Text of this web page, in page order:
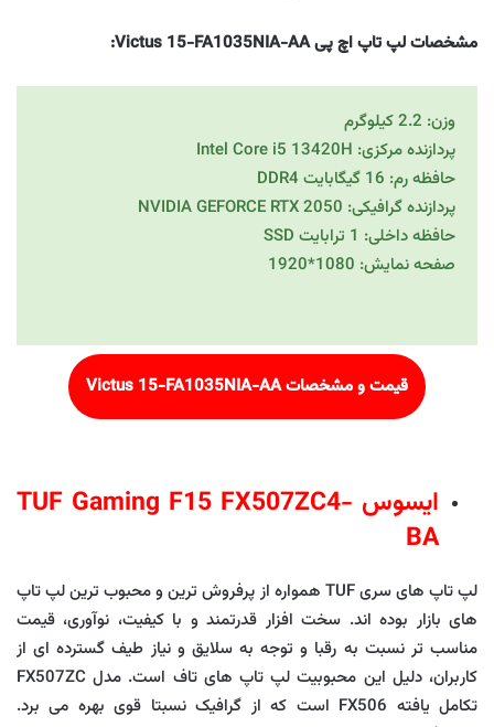
مشخصات لپ تاپ اچ پی Victus 15-FA1035NIA-AA:
وزن: 2.2 کیلوگرم
پردازنده مرکزی: Intel Core i5 13420H
حافظه رم: 16 گیگابایت DDR4
پردازنده گرافیکی: NVIDIA GEFORCE RTX 2050
حافظه داخلی: 1 ترابایت SSD
صفحه نمایش: 1080*1920
قیمت و مشخصاتVictus 15-FA1035NIA-AA
ایسوس TUF Gaming F15 FX507ZC4-
BA
لپ تاپ های سری TUF همواره از پرفروش ترین و محبوب ترین لپ تاپ
های بازار بوده اند. سخت افزار قدرتمند و با کیفیت، نوآوری، قیمت
مناسب تر نسبت به رقبا و توجه به سلایق و نیاز طیف گسترده ای از
کاربران، دلیل این محبوبیت لپ تاپ های تاف است. مدل FX507ZC
تکامل یافته FX506 است که از گرافیک نسبتا قوی بهره می برد.